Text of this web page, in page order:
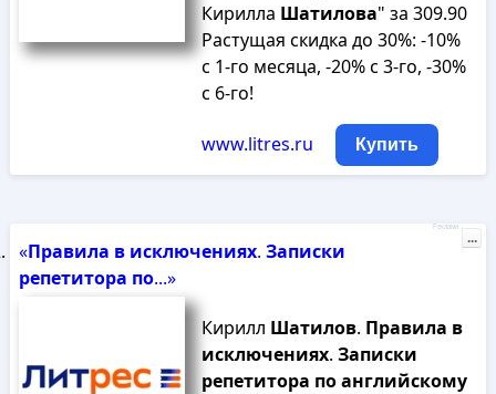
Кирилла Шатилова" за 309.90
Растущая скидка до 30%: -10%
с 1-го месяца, -20% с 3-го, -30%
с 6-го!
www.litres.ru Купить
«Правила в исключениях. Записки
репетитора по...»
Кирилл Шатилов. Правила в
исключениях. Записки
репетитора поанглийскому
Реклама
...